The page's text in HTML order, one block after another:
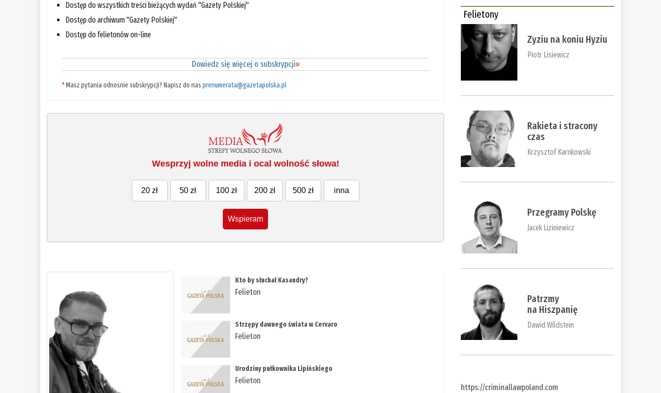
Dostęp do wszystkich treści bieżących wydań "Gazety Polskiej"
Dostęp do archiwum "Gazety Polskiej"
Dostęp do felietonów on-line
Dowiedz się więcej o subskrypcji»
*Masz pytania odnośnie subskrypcji? Napisz do nasprenumerata@gazetapolska.pl
Wesprzyj wolne media i ocal wolność słowa!
20 zł 50 zł 100 zł 200 zł 500 zł inna
Wspieram
Kto by słuchał Kasandry?
Felieton
Strzępy dawnego świata w Cervaro
Felieton
Urodziny pułkownika Lipińskiego
Felieton
Felietony
Zyziu na koniu Hyziu
Piotr Lisiewicz
Rakieta i stracony
czas
Krzysztof Karnkowski
Przegramy Polskę
Jacek Liziniewicz
Patrzmy
na Hiszpanię
Dawid Wildstein
https://criminallawpoland.com